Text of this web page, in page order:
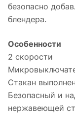
безопасно
блендера.
Особенности
2 скорости
Стакан
Безопасный и
нержавеющей